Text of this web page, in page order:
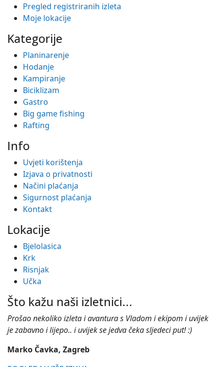
Pregled registriranih izleta
Moje lokacije
Kategorije
Planinarenje
Hodanje
Kampiranje
Biciklizam
Gastro
Big game fishing
Rafting
Info
Uvjeti korištenja
Izjava o privatnosti
Načini plaćanja
Sigurnost plaćanja
Kontakt
Lokacije
Bjelolasica
Krk
Risnjak
Učka
Što kažu naši izletnici...
Prošao nekoliko izleta i avantura s Vladom i ekipom i uvijek
je zabavno i lijepo.. i uvijek se jedva čeka sljedeci put! :)
Marko Čavka, Zagreb